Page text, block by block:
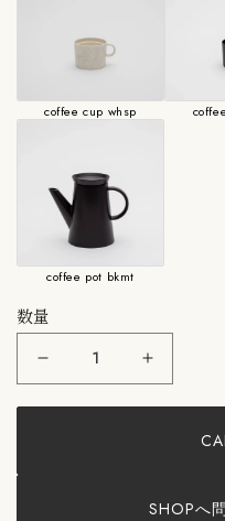
coffee cup whsp
coffee pot bkmt
数量
2016/：
BG
Coffee
2016/：
BG
Coffee
ー
SHOPへ